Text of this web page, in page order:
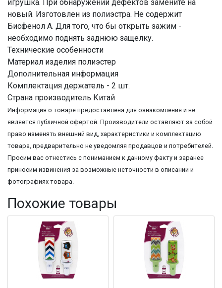
игрушка. При обнаружении дефектов замените на
новый. Изготовлен из полиэстра. Не содержит
Бисфенол А. Для того, что бы открыть зажим -
необходимо поднять заднюю защелку.
Технические особенности
Материал изделия полиэстер
Дополнительная информация
Комплектация держатель - 2 шт.
Страна производитель Китай
Информация о товаре предоставлена для ознакомления и не
является публичной офертой. Производители оставляют за собой
право изменять внешний вид, характеристики и комплектацию
товара, предварительно не уведомляя продавцов и потребителей.
Просим вас отнестись с пониманием к данному факту и заранее
приносим извинения за возможные неточности в описании и
фотографиях товара.
Похожие товары